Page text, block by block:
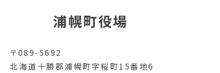
浦幌町役場
〒089-5692
北海道十勝郡浦幌町字桜町15番地6